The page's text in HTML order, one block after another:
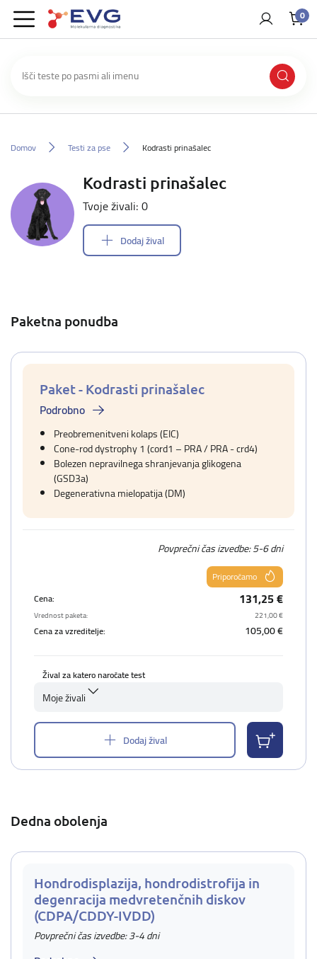
0
Domov Testi za pse Kodrasti prinašalec
Kodrasti prinašalec
Tvoje živali: 0
Dodaj žival
Paketna ponudba
Paket - Kodrasti prinašalec
Podrobno
Preobremenitveni kolaps (EIC)
Cone-rod dystrophy 1 (cord1 – PRA / PRA - crd4)
Bolezen nepravilnega shranjevanja glikogena
(GSD3a)
Degenerativna mielopatija (DM)
Povprečni čas izvedbe: 5-6 dni
Priporočamo
Cena:
131,25 €
Vrednost paketa: 221,00 €
Cena za vzreditelje: 105,00 €
Žival za katero naročate test
Moje živali
Dodaj žival
Dedna obolenja
Hondrodisplazija, hondrodistrofija in
degenracija medvretenčnih diskov
(CDPA/CDDY-IVDD)
Povprečni čas izvedbe: 3-4 dni